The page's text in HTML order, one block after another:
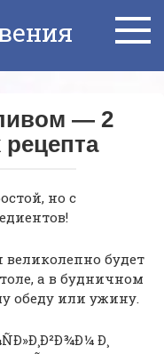
— 2
но с
великолепно будет
а в будничном
обеду или ужину.